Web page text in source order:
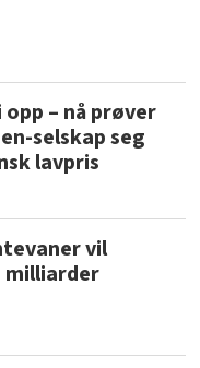
– nå prøver
selskap seg
lavpris
vil
milliarder